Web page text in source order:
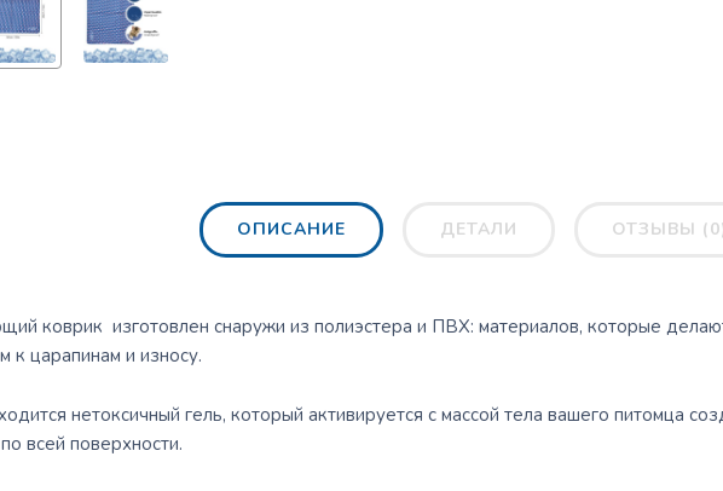
ОПИСАНИЕ ДЕТАЛИ ОТЗЫВЫ
коврик изготовлен снаружи из полиэстера и ПВХ: материалов, которые
к царапинам и износу.
нетоксичный гель, который активируется с массой тела вашего питомца
всей поверхности.